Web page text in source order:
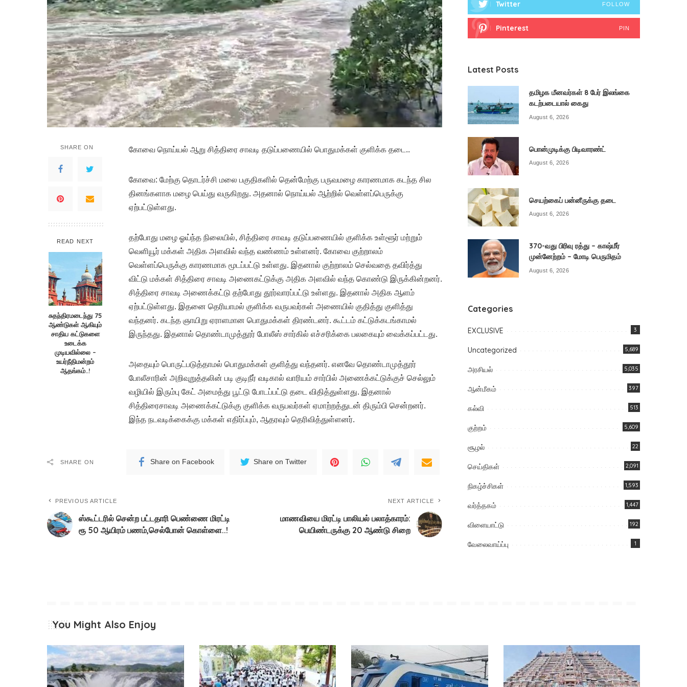
SHARE ON
READ NEXT
சுதந்திரமடைந்து 75
ஆண்டுகள் ஆகியும்
சாதிய கட்டுகளை
உடைக்க
முடியவில்லை –
உயர்நீதிமன்றம்
ஆதங்கம்..!
கோவை நொய்யல் ஆறு சித்திரை சாவடி தடுப்பணையில் பொதுமக்கள் குளிக்க தடை..
கோவை: மேற்கு தொடர்ச்சி மலை பகுதிகளில் தென்மேற்கு பருவமழை காரணமாக கடந்த சில
தினங்களாக மழை பெய்து வருகிறது. அதனால் நொய்யல் ஆற்றில் வெள்ளப்பெருக்கு
ஏற்பட்டுள்ளது.
தற்போது மழை ஓய்ந்த நிலையில், சித்திரை சாவடி தடுப்பணையில் குளிக்க உள்ளூர் மற்றும்
வெளியூர் மக்கள் அதிக அளவில் வந்த வண்ணம் உள்ளனர். கோவை குற்றாலம்
வெள்ளப்பெருக்கு காரணமாக மூடப்பட்டு உள்ளது. இதனால் குற்றாலம் செல்வதை தவிர்த்து
விட்டு மக்கள் சித்திரை சாவடி அணைகட்டுக்கு அதிக அளவில் வந்த கொண்டு இருக்கின்றனர்.
சித்திரை சாவடி அணைக்கட்டு தற்போது தூர்வாரப்பட்டு உள்ளது. இதனால் அதிக ஆளம்
ஏற்பட்டுள்ளது. இதனை தெரியாமல் குளிக்க வருபவர்கள் அணையில் குதித்து குளித்து
வந்தனர். கடந்த ஞாயிறு ஏராளமான பொதுமக்கள் திரண்டனர். கூட்டம் கட்டுக்கடங்காமல்
இருந்தது. இதனால் தொண்டாமுத்தூர் போலீஸ் சார்கில் எச்சரிக்கை பலகையும் வைக்கப்பட்டது.
அதையும் பொருட்படுத்தாமல் பொதுமக்கள் குளித்து வந்தனர். எனவே தொண்டாமுத்தூர்
போலீசாரின் அறிவுறுத்தலின் படி குடிநீர் வடிகால் வாரியம் சார்பில் அணைக்கட்டுக்குச் செல்லும்
வழியில் இரும்பு கேட் அமைத்து பூட்டு போடப்பட்டு தடை விதித்துள்ளது. இதனால்
சித்திரைசாவடி அணைக்கட்டுக்கு குளிக்க வருபவர்கள் ஏமாற்றத்துடன் திரும்பி சென்றனர்.
இந்த நடவடிக்கைக்கு மக்கள் எதிர்ப்பும், ஆதரவும் தெரிவித்துள்ளனர்.
SHARE ON Share on Facebook Share on Twitter
PREVIOUS ARTICLE
ஸ்கூட்டரில் சென்ற பட்டதாரி பெண்ணை மிரட்டி
ரூ 50 ஆயிரம் பணம்,செல்போன் கொள்ளை..!
NEXT ARTICLE
மாணவியை மிரட்டி பாலியல் பலாத்காரம்:
பெயிண்டருக்கு 20 ஆண்டு சிறை
Twitter FOLLOW
Pinterest PIN
Latest Posts
தமிழக மீனவர்கள் 8 பேர் இலங்கை
கடற்படையால் கைது
August 6, 2026
பொன்முடிக்கு பிடிவாரண்ட்
August 6, 2026
செயற்கைப் பன்னீருக்கு தடை
August 6, 2026
370-வது பிரிவு ரத்து – காஷ்மீர்
முன்னேற்றம் – மோடி பெருமிதம்
August 6, 2026
Categories
EXCLUSIVE 3
Uncategorized 5,689
அரசியல் 5,035
ஆன்மீகம் 397
கல்வி 513
குற்றம் 5,609
சூழல் 22
செய்திகள் 2,091
நிகழ்ச்சிகள் 1,593
வர்த்தகம் 1,447
விளையாட்டு 192
வேலைவாய்ப்பு 1
You Might Also Enjoy